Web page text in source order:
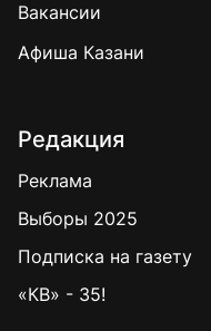
Вакансии
Афиша Казани
Редакция
Реклама
Выборы 2025
Подписка на газету
«КВ» - 35!